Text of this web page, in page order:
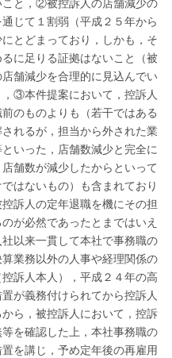
じて１割弱（平成２５年から
とどまっており，しかも，そ
に足りる証拠はないこと（被
舗減少を合理的に見込んでい
③本件提案において，控訴人
のものよりも（若干ではある
れるが，担当から外された業
いった，店舗数減少と完全に
舗数が減少したからといって
はないもの）も含まれており
訴人の定年退職を機にその担
が必然であったとまではいえ
以来一貫して本社で事務職の
業務以外の人事や経理関係の
訴人本人），平成２４年の高
が義務付けられてから控訴人
ら，被控訴人において，控訴
を確認した上，本社事務職の
を講じ，予め定年後の再雇用